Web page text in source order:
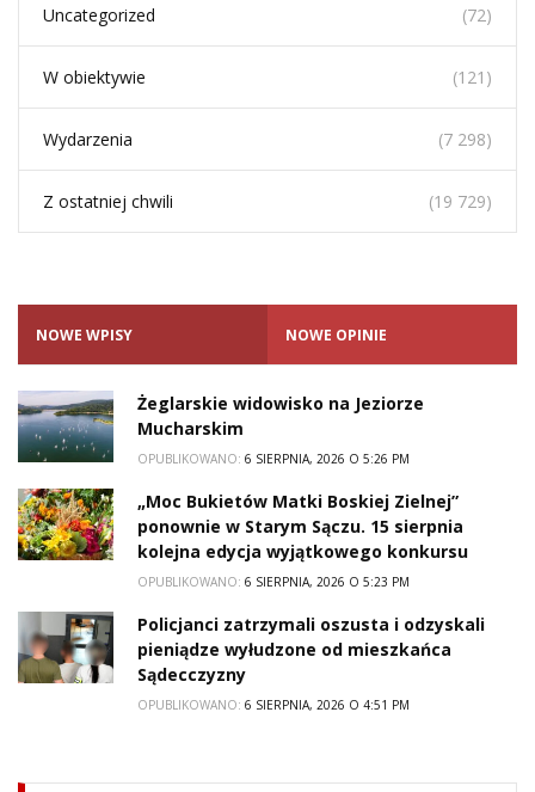
Uncategorized (72)
W obiektywie (121)
Wydarzenia (7 298)
Z ostatniej chwili (19 729)
NOWE WPISY NOWE OPINIE
Żeglarskie widowisko na Jeziorze
Mucharskim
OPUBLIKOWANO: 6 SIERPNIA, 2026 O 5:26 PM
„Moc Bukietów Matki Boskiej Zielnej”
ponownie w Starym Sączu. 15 sierpnia
kolejna edycja wyjątkowego konkursu
OPUBLIKOWANO: 6 SIERPNIA, 2026 O 5:23 PM
Policjanci zatrzymali oszusta i odzyskali
pieniądze wyłudzone od mieszkańca
Sądecczyzny
OPUBLIKOWANO: 6 SIERPNIA, 2026 O 4:51 PM